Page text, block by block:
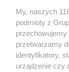
My, naszych
podmioty z
przetwarzamy
identyfikatory,
urządzenie czy